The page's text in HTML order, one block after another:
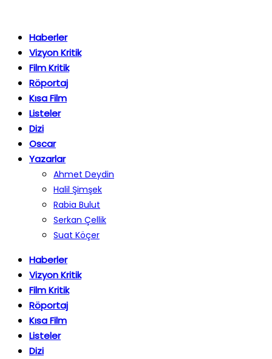
Haberler
Vizyon Kritik
Film Kritik
Röportaj
Kısa Film
Listeler
Dizi
Oscar
Yazarlar
Ahmet Deydin
Halil Şimşek
Rabia Bulut
Serkan Çellik
Suat Köçer
Haberler
Vizyon Kritik
Film Kritik
Röportaj
Kısa Film
Listeler
Dizi